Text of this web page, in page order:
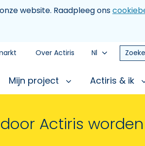
website. Raadpleeg ons
Over Actiris Nl
Mijn project Actiris & ik
Actiris